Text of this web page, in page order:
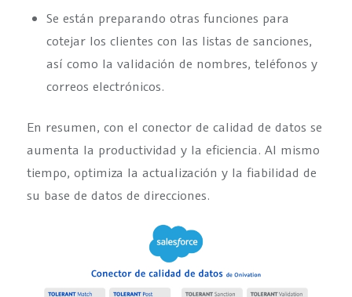
Se están preparando otras funciones para
cotejar los clientes con las listas de sanciones,
así como la validación de nombres, teléfonos y
correos electrónicos.
En resumen, con el conector de calidad de datos se
aumenta la productividad y la eficiencia. Al mismo
tiempo, optimiza la actualización y la fiabilidad de
su base de datos de direcciones.